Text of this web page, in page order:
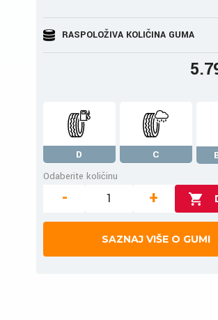
RASPOLOŽIVA KOLIČINA GUMA
D C
Odaberite količinu
- +
SAZNAJ VIŠE O GUMI